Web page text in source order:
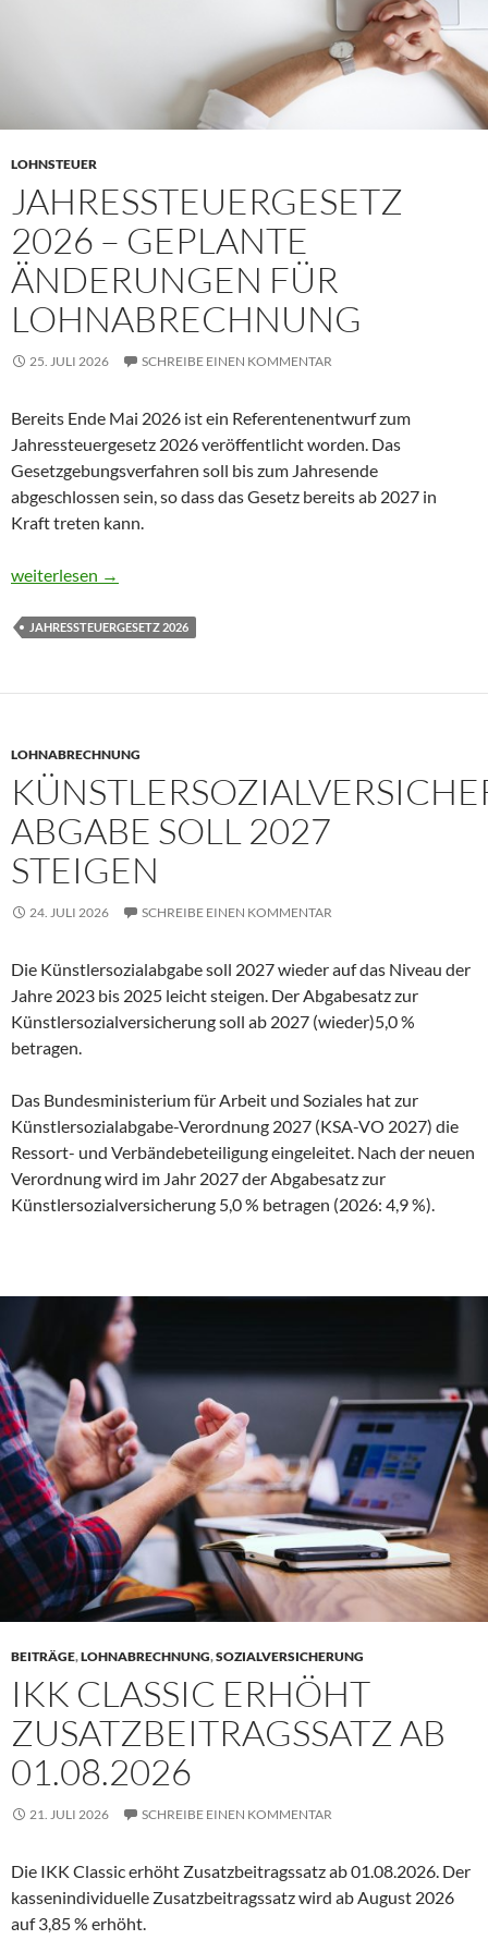
LOHNSTEUER
JAHRESSTEUERGESETZ
2026 – GEPLANTE
ÄNDERUNGEN FÜR
LOHNABRECHNUNG
25. JULI 2026 SCHREIBE EINEN KOMMENTAR
Bereits Ende Mai 2026 ist ein Referentenentwurf zum
Jahressteuergesetz 2026 veröffentlicht worden. Das
Gesetzgebungsverfahren soll bis zum Jahresende
abgeschlossen sein, so dass das Gesetz bereits ab 2027 in
Kraft treten kann.
Jahressteuergesetz 2026 – geplante Änderungen für
weiterlesen →
JAHRESSTEUERGESETZ 2026
LOHNABRECHNUNG
ABGABE SOLL 2027
STEIGEN
24. JULI 2026 SCHREIBE EINEN KOMMENTAR
Die Künstlersozialabgabe soll 2027 wieder auf das Niveau der
Jahre 2023 bis 2025 leicht steigen. Der Abgabesatz zur
Künstlersozialversicherung soll ab 2027 (wieder)5,0 %
betragen.
Das Bundesministerium für Arbeit und Soziales hat zur
Künstlersozialabgabe-Verordnung 2027 (KSA-VO 2027) die
Ressort- und Verbändebeteiligung eingeleitet. Nach der neuen
Verordnung wird im Jahr 2027 der Abgabesatz zur
Künstlersozialversicherung 5,0 % betragen (2026: 4,9 %).
BEITRÄGE,LOHNABRECHNUNG,SOZIALVERSICHERUNG
IKK CLASSIC ERHÖHT
ZUSATZBEITRAGSSATZ AB
01.08.2026
21. JULI 2026 SCHREIBE EINEN KOMMENTAR
Die IKK Classic erhöht Zusatzbeitragssatz ab 01.08.2026. Der
kassenindividuelle Zusatzbeitragssatz wird ab August 2026
auf 3,85 % erhöht.